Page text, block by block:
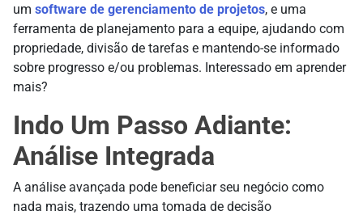
um software de gerenciamento de projetos, e uma
ferramenta de planejamento para a equipe, ajudando com
propriedade, divisão de tarefas e mantendo-se informado
sobre progresso e/ou problemas. Interessado em aprender
mais?
Indo Um Passo Adiante:
Análise Integrada
A análise avançada pode beneficiar seu negócio como
nada mais, trazendo uma tomada de decisão